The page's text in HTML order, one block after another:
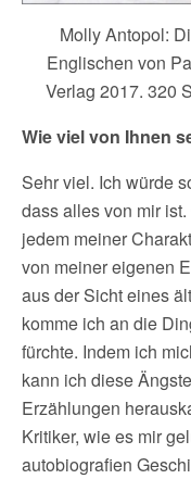
Molly Antopol:
Englischen von
Verlag 2017. 320
Wie viel von Ihnen
Sehr viel. Ich würde
dass alles von mir
jedem meiner
von meiner eigenen
aus der Sicht eines
komme ich an die
fürchte. Indem ich
kann ich diese
Erzählungen
Kritiker, wie es mir
autobiografien